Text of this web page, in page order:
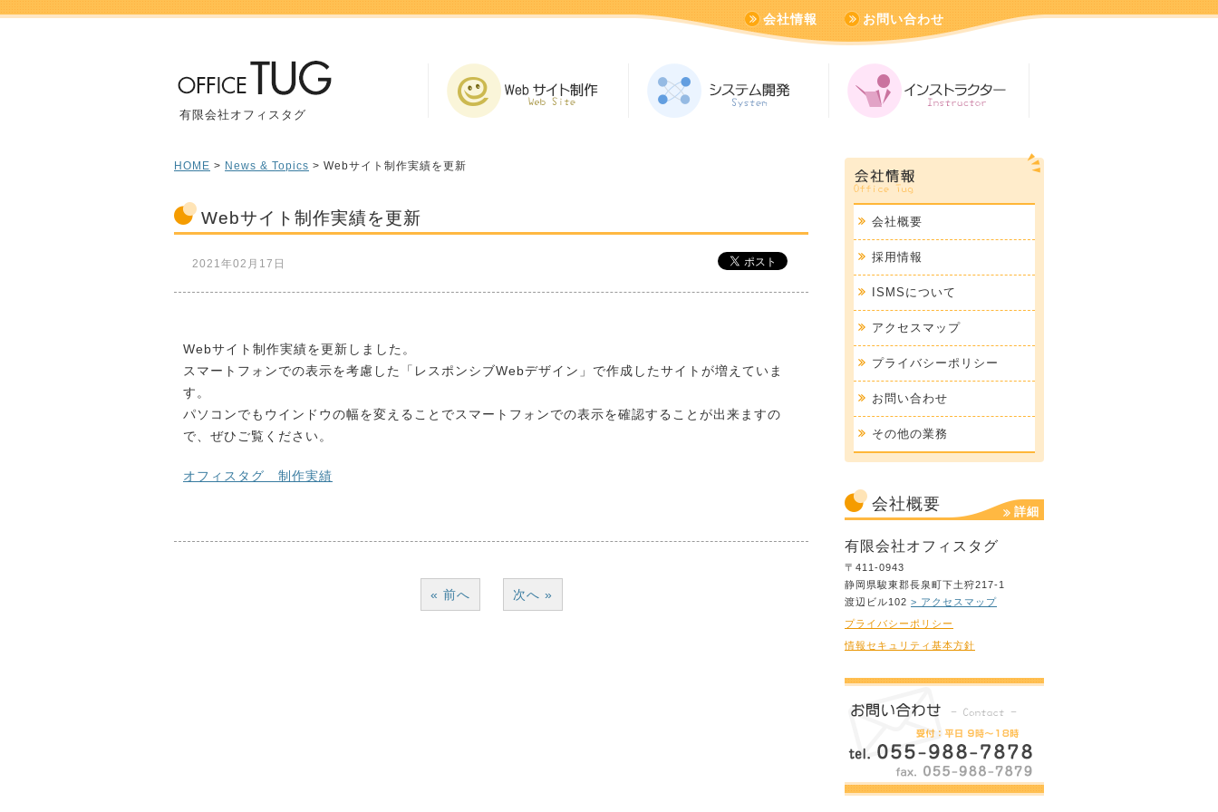
有限会社オフィスタグ
会社情報 お問い合わせ
HOME > News & Topics > Webサイト制作実績を更新
Webサイト制作実績を更新
2021年02月17日
Webサイト制作実績を更新しました。
スマートフォンでの表示を考慮した「レスポンシブWebデザイン」で作成したサイトが増えていま
す。
パソコンでもウインドウの幅を変えることでスマートフォンでの表示を確認することが出来ますの
で、ぜひご覧ください。
オフィスタグ 制作実績
« 前へ 次へ »
会社概要
採用情報
ISMSについて
アクセスマップ
プライバシーポリシー
お問い合わせ
その他の業務
会社概要 詳細
有限会社オフィスタグ
〒411-0943
静岡県駿東郡長泉町下土狩217-1
渡辺ビル102 > アクセスマップ
プライバシーポリシー
情報セキュリティ基本方針